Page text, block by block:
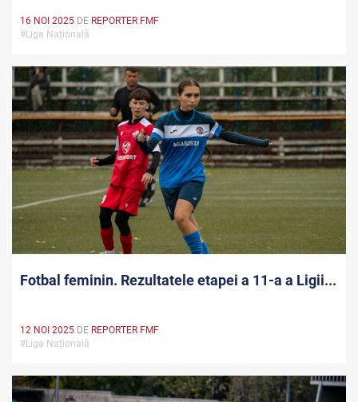
16 NOI 2025 DE REPORTER FMF
#Liga Națională
Fotbal feminin. Rezultatele etapei a 11-a a Ligii...
12 NOI 2025 DE REPORTER FMF
#Liga Națională